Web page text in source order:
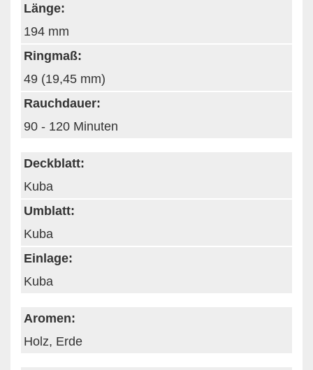
Länge:
194 mm
Ringmaß:
49 (19,45 mm)
Rauchdauer:
90 - 120 Minuten
Deckblatt:
Kuba
Umblatt:
Kuba
Einlage:
Kuba
Aromen:
Holz, Erde